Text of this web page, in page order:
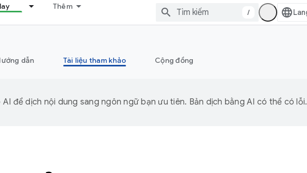
Thêm
/
dẫn Tài liệu tham khảo Cộng đồng
để dịch nội dung sang ngôn ngữ bạn ưu tiên. Bản dịch bằng AI có thể có lỗi.